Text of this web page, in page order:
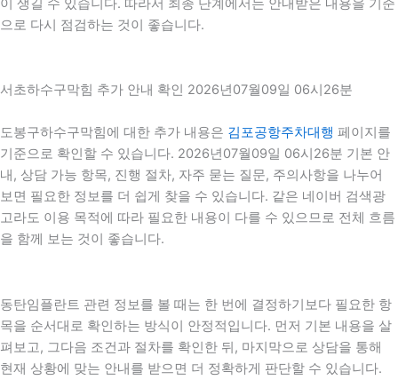
이 생길 수 있습니다. 따라서 최종 단계에서는 안내받은 내용을 기준
으로 다시 점검하는 것이 좋습니다.
서초하수구막힘 추가 안내 확인 2026년07월09일 06시26분
도봉구하수구막힘에 대한 추가 내용은 김포공항주차대행 페이지를
기준으로 확인할 수 있습니다. 2026년07월09일 06시26분 기본 안
내, 상담 가능 항목, 진행 절차, 자주 묻는 질문, 주의사항을 나누어
보면 필요한 정보를 더 쉽게 찾을 수 있습니다. 같은 네이버 검색광
고라도 이용 목적에 따라 필요한 내용이 다를 수 있으므로 전체 흐름
을 함께 보는 것이 좋습니다.
동탄임플란트 관련 정보를 볼 때는 한 번에 결정하기보다 필요한 항
목을 순서대로 확인하는 방식이 안정적입니다. 먼저 기본 내용을 살
펴보고, 그다음 조건과 절차를 확인한 뒤, 마지막으로 상담을 통해
현재 상황에 맞는 안내를 받으면 더 정확하게 판단할 수 있습니다.